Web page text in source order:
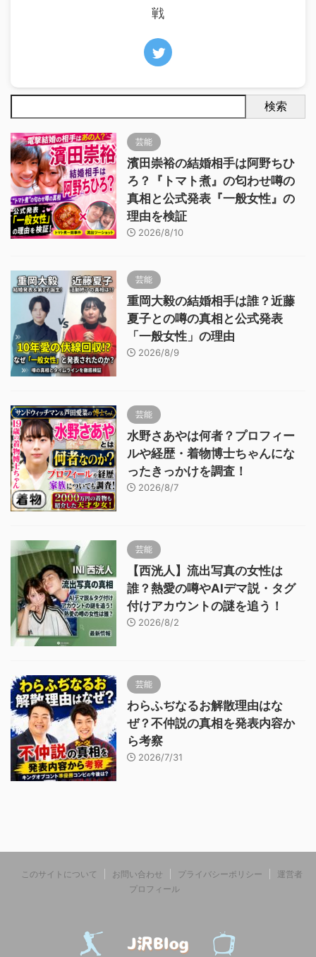
戦
検索
芸能
濱田崇裕の結婚相手は阿野ちひ
ろ？『トマト煮』の匂わせ噂の
真相と公式発表『一般女性』の
理由を検証
2026/8/10
芸能
重岡大毅の結婚相手は誰？近藤
夏子との噂の真相と公式発表
「一般女性」の理由
2026/8/9
芸能
水野さあやは何者？プロフィー
ルや経歴・着物博士ちゃんにな
ったきっかけを調査！
2026/8/7
芸能
【西洸人】流出写真の女性は
誰？熱愛の噂やAIデマ説・タグ
付けアカウントの謎を追う！
2026/8/2
芸能
わらふぢなるお解散理由はな
ぜ？不仲説の真相を発表内容か
ら考察
2026/7/31
このサイトについて お問い合わせ プライバシーポリシー
運営者
プロフィール